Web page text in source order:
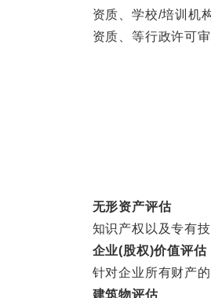
资质、学校/培训机
资质、等行政许可审
无形资产评估
知识产权以及专有技
企业(股权)价值评估
针对企业所有财产的
建筑物评估